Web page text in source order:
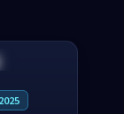
2025